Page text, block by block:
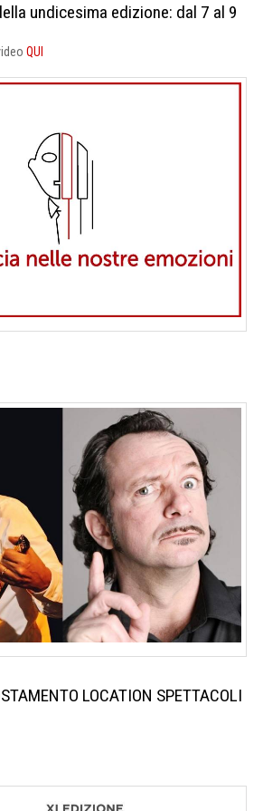
undicesima edizione: dal 7 al 9
QUI
LOCATION SPETTACOLI